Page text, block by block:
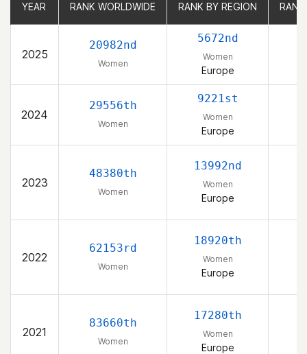
YEAR RANK WORLDWIDE RANK BY REGION
2025
20982nd
Women
5672nd
Women
Europe
2024
29556th
Women
9221st
Women
Europe
2023
48380th
Women
13992nd
Women
Europe
2022
62153rd
Women
18920th
Women
Europe
2021
83660th
Women
17280th
Women
Europe
YEAR RANK WORLDWIDE RANK BY REGION